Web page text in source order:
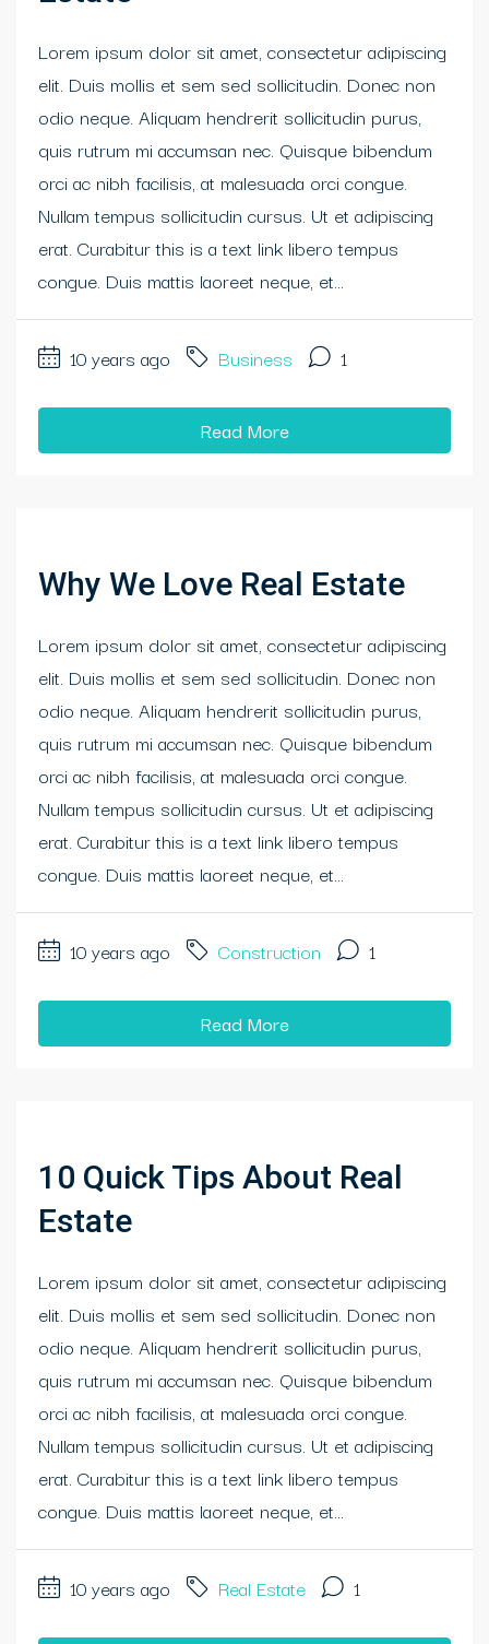
Lorem ipsum dolor sit amet, consectetur adipiscing
elit. Duis mollis et sem sed sollicitudin. Donec non
odio neque. Aliquam hendrerit sollicitudin purus,
quis rutrum mi accumsan nec. Quisque bibendum
orci ac nibh facilisis, at malesuada orci congue.
Nullam tempus sollicitudin cursus. Ut et adipiscing
erat. Curabitur this is a text link libero tempus
congue. Duis mattis laoreet neque, et...
10 years ago Business 1
Read More
Why We Love Real Estate
Lorem ipsum dolor sit amet, consectetur adipiscing
elit. Duis mollis et sem sed sollicitudin. Donec non
odio neque. Aliquam hendrerit sollicitudin purus,
quis rutrum mi accumsan nec. Quisque bibendum
orci ac nibh facilisis, at malesuada orci congue.
Nullam tempus sollicitudin cursus. Ut et adipiscing
erat. Curabitur this is a text link libero tempus
congue. Duis mattis laoreet neque, et...
10 years ago Construction 1
Read More
10 Quick Tips About Real
Estate
Lorem ipsum dolor sit amet, consectetur adipiscing
elit. Duis mollis et sem sed sollicitudin. Donec non
odio neque. Aliquam hendrerit sollicitudin purus,
quis rutrum mi accumsan nec. Quisque bibendum
orci ac nibh facilisis, at malesuada orci congue.
Nullam tempus sollicitudin cursus. Ut et adipiscing
erat. Curabitur this is a text link libero tempus
congue. Duis mattis laoreet neque, et...
10 years ago Real Estate 1